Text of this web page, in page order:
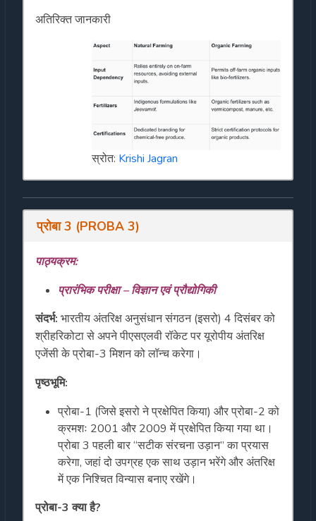
अतिरिक्त जानकारी
स्रोत: Krishi Jagran
प्रोबा 3 (PROBA 3)
पाठ्यक्रम:
प्रारंभिक परीक्षा – विज्ञान एवं प्रौद्योगिकी
संदर्भ: भारतीय अंतरिक्ष अनुसंधान संगठन (इसरो) 4 दिसंबर को
श्रीहरिकोटा से अपने पीएसएलवी रॉकेट पर यूरोपीय अंतरिक्ष
एजेंसी के प्रोबा-3 मिशन को लॉन्च करेगा।
पृष्ठभूमि:
प्रोबा-1 (जिसे इसरो ने प्रक्षेपित किया) और प्रोबा-2 को
क्रमशः 2001 और 2009 में प्रक्षेपित किया गया था।
प्रोबा 3 पहली बार “सटीक संरचना उड़ान” का प्रयास
करेगा, जहां दो उपग्रह एक साथ उड़ान भरेंगे और अंतरिक्ष
में एक निश्चित विन्यास बनाए रखेंगे।
प्रोबा-3 क्या है?